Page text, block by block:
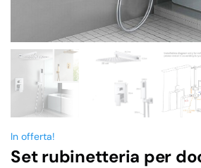
In offerta!
Set rubinetteria per